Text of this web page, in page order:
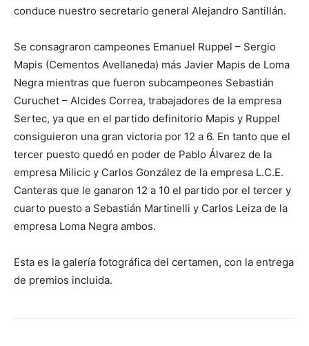
conduce nuestro secretario general Alejandro Santillán.
Se consagraron campeones Emanuel Ruppel – Sergio
Mapis (Cementos Avellaneda) más Javier Mapis de Loma
Negra mientras que fueron subcampeones Sebastián
Curuchet – Alcides Correa, trabajadores de la empresa
Sertec, ya que en el partido definitorio Mapis y Ruppel
consiguieron una gran victoria por 12 a 6. En tanto que el
tercer puesto quedó en poder de Pablo Álvarez de la
empresa Milicic y Carlos González de la empresa L.C.E.
Canteras que le ganaron 12 a 10 el partido por el tercer y
cuarto puesto a Sebastián Martinelli y Carlos Leiza de la
empresa Loma Negra ambos.
Esta es la galería fotográfica del certamen, con la entrega
de premios incluida.